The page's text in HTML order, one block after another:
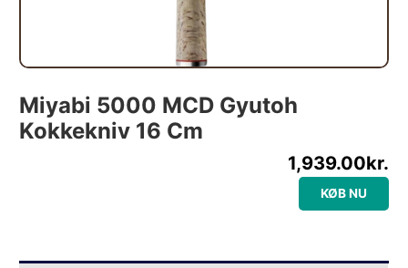
Miyabi 5000 MCD Gyutoh
Kokkekniv 16 Cm
1,939.00kr.
KØB NU